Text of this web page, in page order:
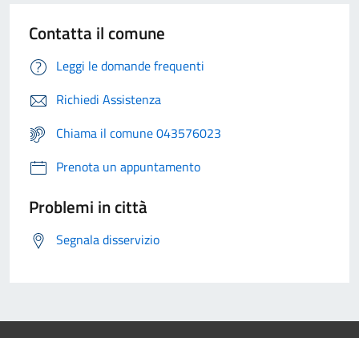
Contatta il comune
Leggi le domande frequenti
Richiedi Assistenza
Chiama il comune 043576023
Prenota un appuntamento
Problemi in città
Segnala disservizio